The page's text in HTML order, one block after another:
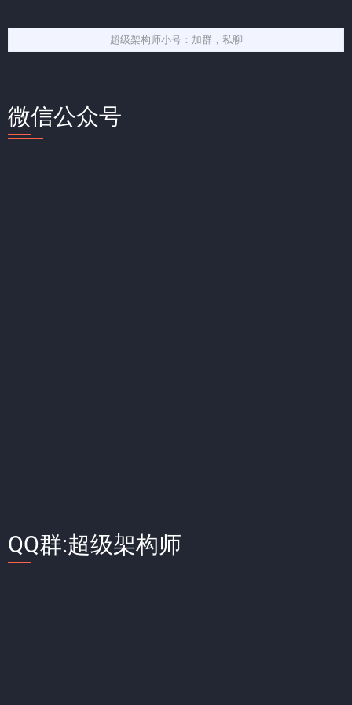
超级架构师小号：加群，私聊
微信公众号
QQ群:超级架构师